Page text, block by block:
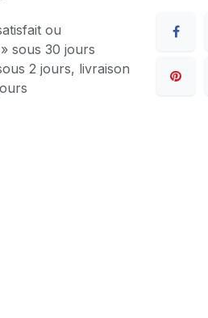
ou
sous 30 jours
2 jours, livraison